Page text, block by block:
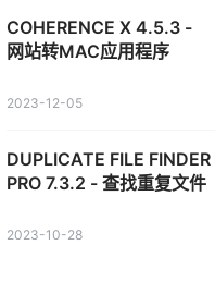
COHERENCE X 4.5.3 -
网站转MAC应用程序
2023-12-05
DUPLICATE FILE FINDER
PRO 7.3.2 - 查找重复文件
2023-10-28